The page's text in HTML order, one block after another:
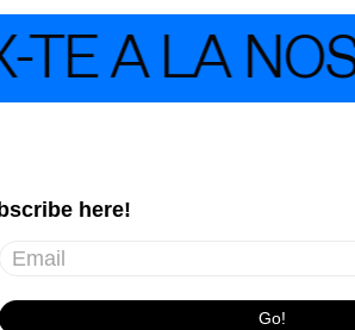
A LA